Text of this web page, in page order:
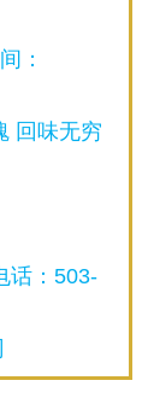
：
回味无穷
话：503-